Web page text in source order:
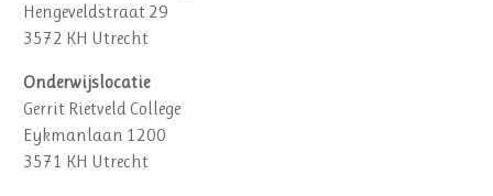
Hengeveldstraat 29
3572 KH Utrecht
Onderwijslocatie
Gerrit Rietveld College
Eykmanlaan 1200
3571 KH Utrecht